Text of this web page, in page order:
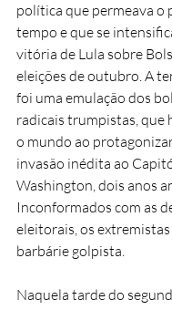
política que permeava o
tempo e que se
vitória de Lula sobre
eleições de outubro. A
foi uma emulação dos
radicais trumpistas, que
o mundo ao
invasão inédita ao
Washington, dois anos
Inconformados com as
eleitorais, os
barbárie golpista.
Naquela tarde do